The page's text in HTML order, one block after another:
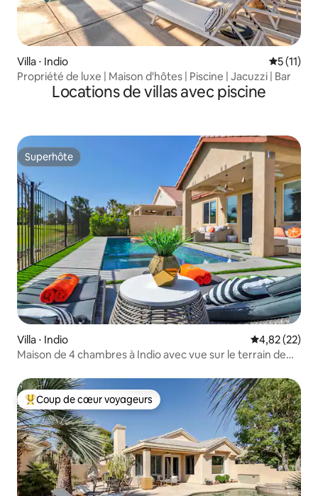
Villa ⋅ Indio
5 (11)
Propriété de luxe | Maison d'hôtes | Piscine | Jacuzzi | Bar
Locations de villas avec piscine
Superhôte
Superhôte
Villa ⋅ Indio Évaluation
4,82 (22)
Maison de 4 chambres à Indio avec vue sur le terrain de
Coups de cœur voyageurs les plus appréciés
Coup de cœur voyageurs